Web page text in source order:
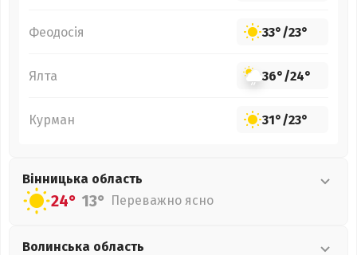
Феодосія 33°/23°
Ялта 36°/24°
Курман 31°/23°
Вінницька область
24° 13° Переважно ясно
Волинська область